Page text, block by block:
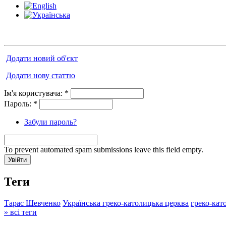
Додати новий об'єкт
Додати нову статтю
Ім'я користувача: *
Пароль: *
Забули пароль?
To prevent automated spam submissions leave this field empty.
Теги
Тарас Шевченко Українська греко-католицька церква греко-
» всі теги